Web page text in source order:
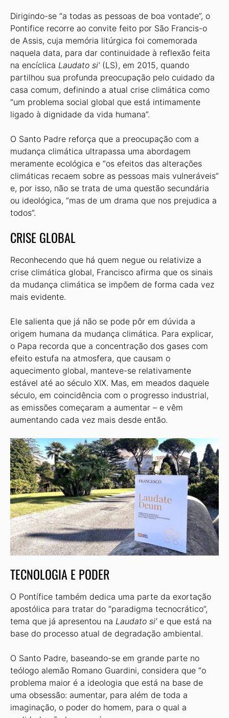
Dirigindo-se “a todas as pessoas de boa vontade”, o
Pontifice recorre ao convite feito por São Francis-o
de Assis, cuja memória litúrgica foi comemorada
naquela data, para dar continuidade à reflexão feita
na encíclica Laudato si’ (LS), em 2015, quando
partilhou sua profunda preocupação pelo cuidado da
casa comum, definindo a atual crise climática como
“um problema social global que está intimamente
ligado à dignidade da vida humana”.
O Santo Padre reforça que a preocupação com a
mudança climática ultrapassa uma abordagem
meramente ecológica e “os efeitos das alterações
climáticas recaem sobre as pessoas mais vulneráveis”
e, por isso, não se trata de uma questão secundária
ou ideológica, “mas de um drama que nos prejudica a
todos”.
CRISE GLOBAL
Reconhecendo que há quem negue ou relativize a
crise climática global, Francisco afirma que os sinais
da mudança climática se impõem de forma cada vez
mais evidente.
Ele salienta que já não se pode pôr em dúvida a
origem humana da mudança climática. Para explicar,
o Papa recorda que a concentração dos gases com
efeito estufa na atmosfera, que causam o
aquecimento global, manteve-se relativamente
estável até ao século XIX. Mas, em meados daquele
século, em coincidência com o progresso industrial,
as emissões começaram a aumentar – e vêm
aumentando cada vez mais desde então.
TECNOLOGIA E PODER
O Pontífice também dedica uma parte da exortação
apostólica para tratar do “paradigma tecnocrático”,
tema que já apresentou na Laudato si’ e que está na
base do processo atual de degradação ambiental.
O Santo Padre, baseando-se em grande parte no
teólogo alemão Romano Guardini, considera que “o
problema maior é a ideologia que está na base de
uma obsessão: aumentar, para além de toda a
imaginação, o poder do homem, para o qual a